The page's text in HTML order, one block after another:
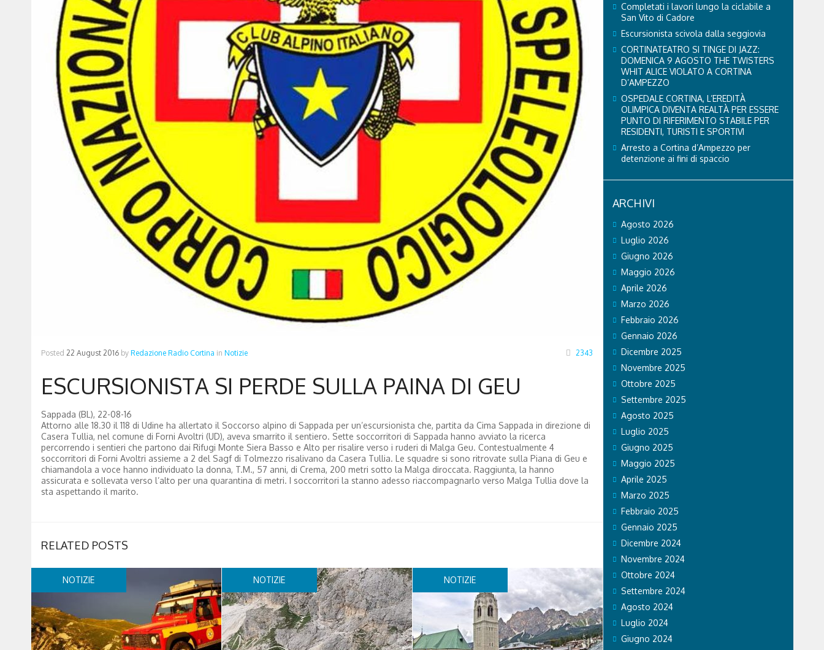
Posted 22 August 2016 by Redazione Radio Cortina in Notizie 2343
ESCURSIONISTA SI PERDE SULLA PAINA DI GEU
Sappada (BL), 22-08-16
Attorno alle 18.30 il 118 di Udine ha allertato il Soccorso alpino di Sappada per un’escursionista che, partita da Cima Sappada in direzione di
Casera Tullia, nel comune di Forni Avoltri (UD), aveva smarrito il sentiero. Sette soccorritori di Sappada hanno avviato la ricerca
percorrendo i sentieri che partono dai Rifugi Monte Siera Basso e Alto per risalire verso i ruderi di Malga Geu. Contestualmente 4
soccorritori di Forni Avoltri assieme a 2 del Sagf di Tolmezzo risalivano da Casera Tullia. Le squadre si sono ritrovate sulla Piana di Geu e
chiamandola a voce hanno individuato la donna, T.M., 57 anni, di Crema, 200 metri sotto la Malga diroccata. Raggiunta, la hanno
assicurata e sollevata verso l’alto per una quarantina di metri. I soccorritori la stanno adesso riaccompagnarlo verso Malga Tullia dove la
sta aspettando il marito.
RELATED POSTS
NOTIZIE NOTIZIE NOTIZIE
Completati i lavori lungo la ciclabile a
San Vito di Cadore
Escursionista scivola dalla seggiovia
CORTINATEATRO SI TINGE DI JAZZ:
DOMENICA 9 AGOSTO THE TWISTERS
WHIT ALICE VIOLATO A CORTINA
D’AMPEZZO
OSPEDALE CORTINA, L’EREDITÀ
OLIMPICA DIVENTA REALTÀ PER ESSERE
PUNTO DI RIFERIMENTO STABILE PER
RESIDENTI, TURISTI E SPORTIVI
Arresto a Cortina d’Ampezzo per
detenzione ai fini di spaccio
ARCHIVI
Agosto 2026
Luglio 2026
Giugno 2026
Maggio 2026
Aprile 2026
Marzo 2026
Febbraio 2026
Gennaio 2026
Dicembre 2025
Novembre 2025
Ottobre 2025
Settembre 2025
Agosto 2025
Luglio 2025
Giugno 2025
Maggio 2025
Aprile 2025
Marzo 2025
Febbraio 2025
Gennaio 2025
Dicembre 2024
Novembre 2024
Ottobre 2024
Settembre 2024
Agosto 2024
Luglio 2024
Giugno 2024